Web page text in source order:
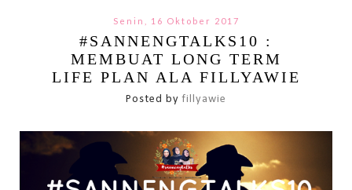
Senin, 16 Oktober 2017
#SANNENGTALKS10 :
MEMBUAT LONG TERM
LIFE PLAN ALA FILLYAWIE
Posted byfillyawie